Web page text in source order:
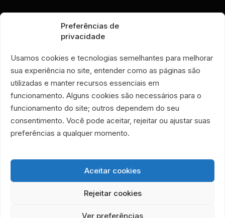
Preferências de
privacidade
Usamos cookies e tecnologias semelhantes para melhorar
sua experiência no site, entender como as páginas são
utilizadas e manter recursos essenciais em
funcionamento. Alguns cookies são necessários para o
funcionamento do site; outros dependem do seu
consentimento. Você pode aceitar, rejeitar ou ajustar suas
preferências a qualquer momento.
Aceitar cookies
Rejeitar cookies
Ver preferências
+55 21 99028-9090
ONG É POR AMOR
Rua Lorival, 18
Manguinhos • Rio de Janeiro, Brésil
FRIPERIE É POR AMOR
boutiques 719 et 720
Associação Humanitária É Por Amor